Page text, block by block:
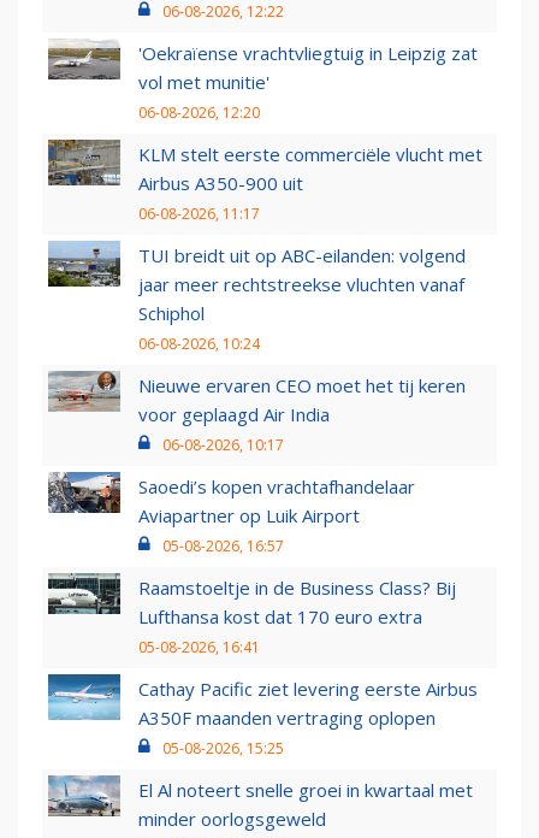
06-08-2026, 12:22
'Oekraïense vrachtvliegtuig in Leipzig zat
vol met munitie'
06-08-2026, 12:20
KLM stelt eerste commerciële vlucht met
Airbus A350-900 uit
06-08-2026, 11:17
TUI breidt uit op ABC-eilanden: volgend
jaar meer rechtstreekse vluchten vanaf
Schiphol
06-08-2026, 10:24
Nieuwe ervaren CEO moet het tij keren
voor geplaagd Air India
06-08-2026, 10:17
Saoedi’s kopen vrachtafhandelaar
Aviapartner op Luik Airport
05-08-2026, 16:57
Raamstoeltje in de Business Class? Bij
Lufthansa kost dat 170 euro extra
05-08-2026, 16:41
Cathay Pacific ziet levering eerste Airbus
A350F maanden vertraging oplopen
05-08-2026, 15:25
El Al noteert snelle groei in kwartaal met
minder oorlogsgeweld